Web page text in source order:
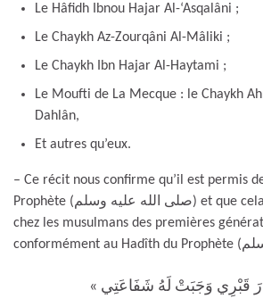
Le Hâfidh Ibnou Hajar Al-‘Asqalâni ;
Le Chaykh Az-Zourqâni Al-Mâliki ;
Le Chaykh Ibn Hajar Al-Haytami ;
Le Moufti de La Mecque : le Chaykh
Dahlân,
Et autres qu’eux.
– Ce récit nous confirme qu’il est permis
Prophète (صلى الله عليه وسلم) et que cela était une habitude
chez les musulmans des premières